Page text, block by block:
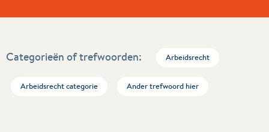
Categorieën of trefwoorden: Arbeidsrecht
Arbeidsrecht categorie Ander trefwoord hier